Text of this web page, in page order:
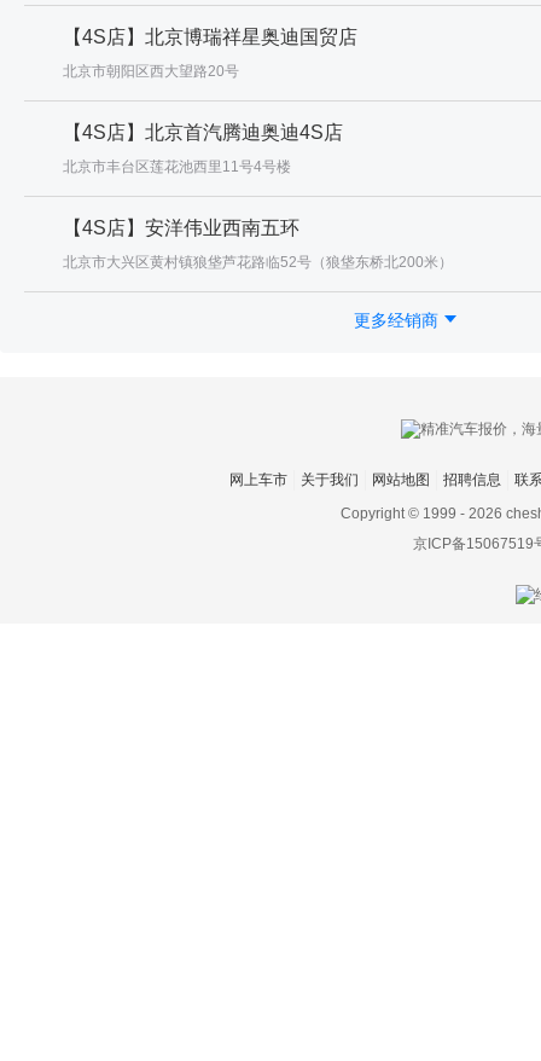
【4S店】北京博瑞祥星奥迪国贸店
北京市朝阳区西大望路20号
【4S店】北京首汽腾迪奥迪4S店
北京市丰台区莲花池西里11号4号楼
【4S店】安洋伟业西南五环
北京市大兴区黄村镇狼垡芦花路临52号（狼垡东桥北200米）
更多经销商
网上车市 关于我们 网站地图 招聘信息
联
Copyright © 1999 - 2026
京ICP备15067519